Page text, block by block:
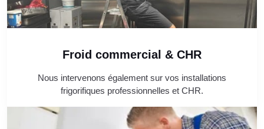
Froid commercial & CHR
Nous intervenons également sur vos installations
frigorifiques professionnelles et CHR.